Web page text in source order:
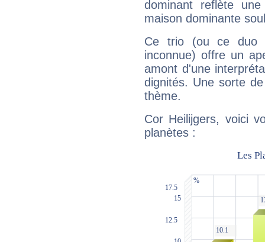
dominant reflète
maison dominante
Ce trio (ou ce duo
inconnue) offre un
amont d'une
dignités. Une sorte
thème.
Cor Heilijgers, voici
planètes :